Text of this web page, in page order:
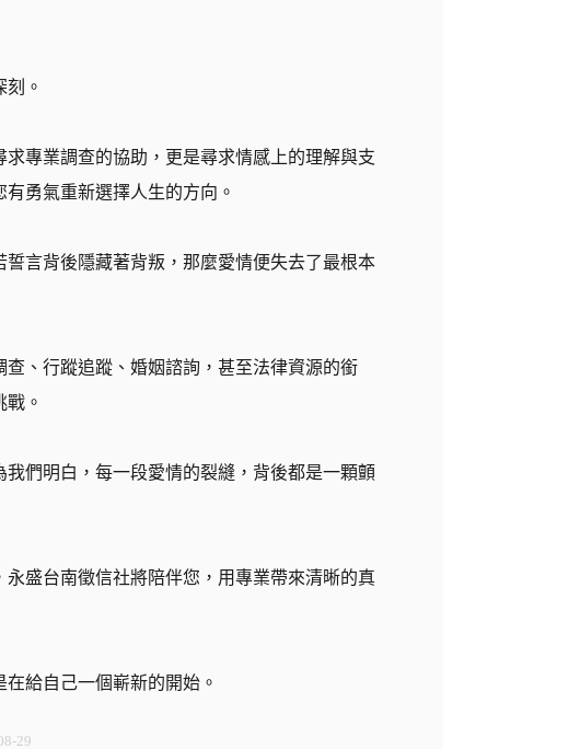
。
專業調查的協助，更是尋求情感上的理解與支
勇氣重新選擇人生的方向。
言背後隱藏著背叛，那麼愛情便失去了最根本
、行蹤追蹤、婚姻諮詢，甚至法律資源的銜
。
們明白，每一段愛情的裂縫，背後都是一顆顫
盛台南徵信社將陪伴您，用專業帶來清晰的真
給自己一個嶄新的開始。
29